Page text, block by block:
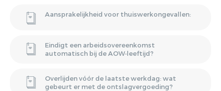
Aansprakelijkheid voor thuiswerkongevallen:
Eindigt een arbeidsovereenkomst
automatisch bij de AOW‑leeftijd?
Overlijden vóór de laatste werkdag: wat
gebeurt er met de ontslagvergoeding?